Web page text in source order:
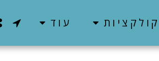
קולקציות עוד